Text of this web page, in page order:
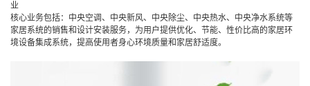
业
核心业务包括：中央空调、中央新风、中央除尘、中央热水、中央净水系统等
家居系统的销售和设计安装服务，为用户提供优化、节能、性价比高的家居环
境设备集成系统，提高使用者身心环境质量和家居舒适度。